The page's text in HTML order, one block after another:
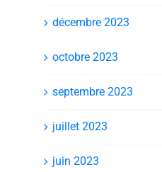
décembre 2023
octobre 2023
septembre 2023
juillet 2023
juin 2023